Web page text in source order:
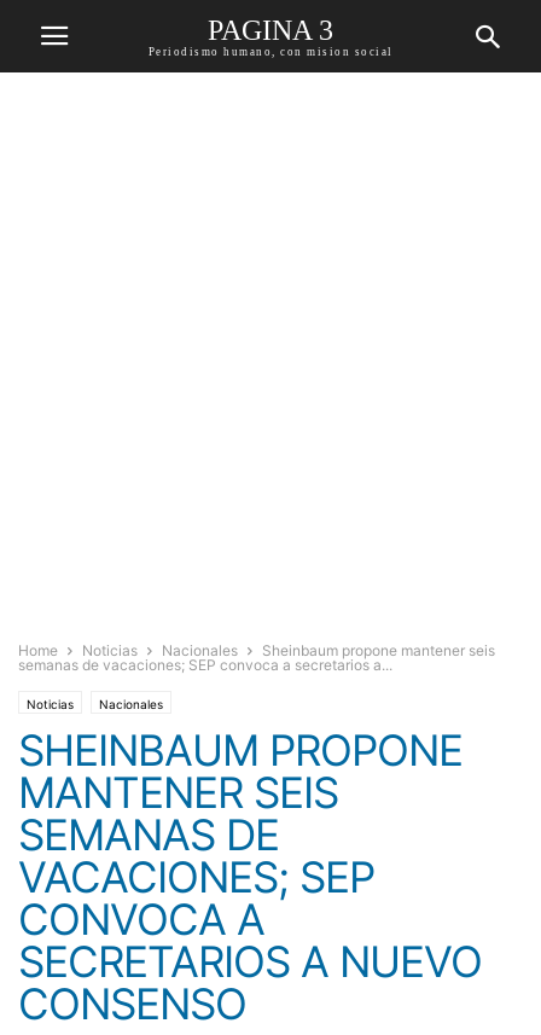
PAGINA 3
Periodismo humano, con mision social
Home Noticias Nacionales
Sheinbaum propone mantener seis
semanas de vacaciones; SEP convoca a secretarios a...
Noticias Nacionales
SHEINBAUM PROPONE
MANTENER SEIS
SEMANAS DE
VACACIONES; SEP
CONVOCA A
SECRETARIOS A NUEVO
CONSENSO